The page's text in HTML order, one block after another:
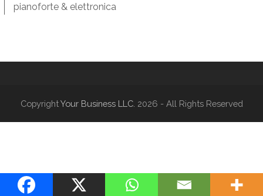
pianoforte & elettronica
CopyrightYour Business LLC. 2026 - All Rights Reserved